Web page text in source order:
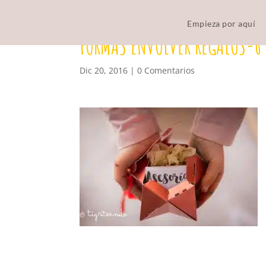
Empieza por aquí
FORMAS ENVOLVER REGALOS-6
Dic 20, 2016 |0 Comentarios